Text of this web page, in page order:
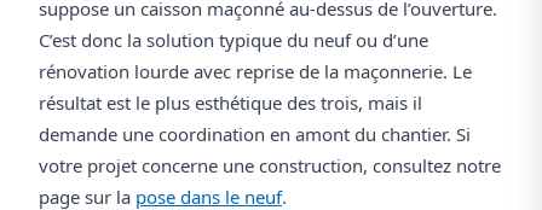
suppose un caisson maçonné au-dessus de l’ouverture.
C’est donc la solution typique du neuf ou d’une
rénovation lourde avec reprise de la maçonnerie. Le
résultat est le plus esthétique des trois, mais il
demande une coordination en amont du chantier. Si
votre projet concerne une construction, consultez notre
page sur la pose dans le neuf.